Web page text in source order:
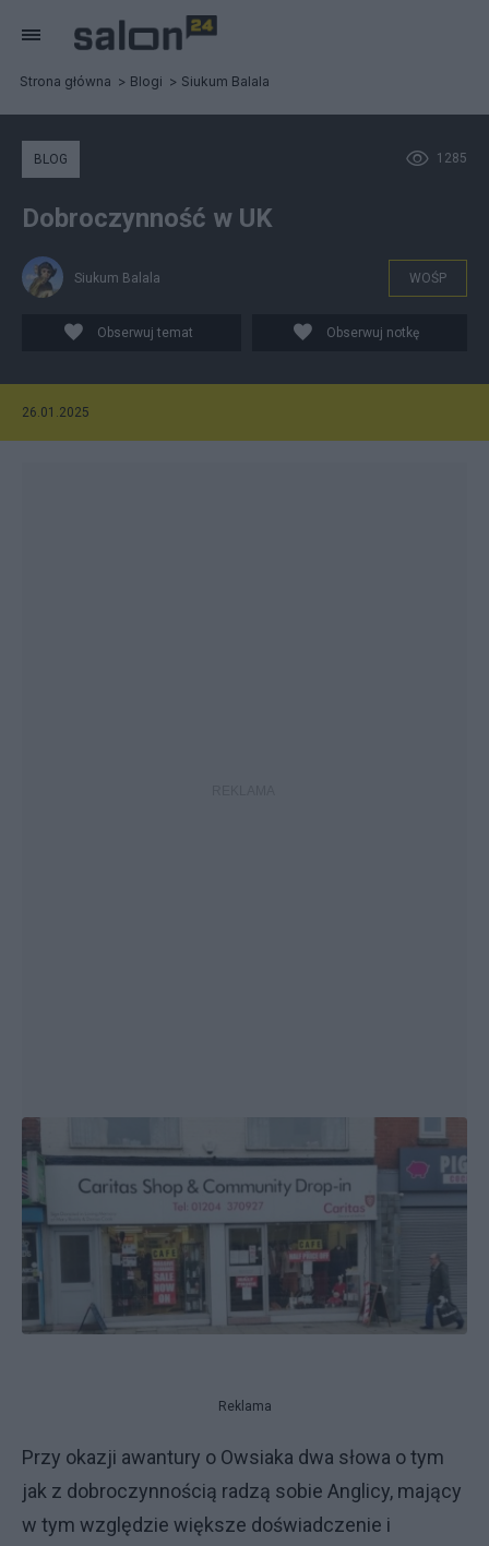
Strona główna Blogi Siukum Balala
1285
BLOG
Dobroczynność w UK
Siukum Balala WOŚP
Obserwuj temat Obserwuj notkę
26.01.2025
Reklama
Przy okazji awantury o Owsiaka dwa słowa o tym
jak z dobroczynnością radzą sobie Anglicy, mający
w tym względzie większe doświadczenie i